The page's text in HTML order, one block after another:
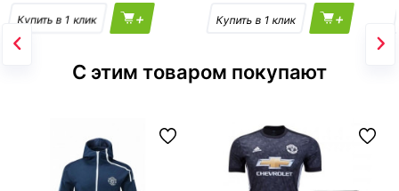
+ +
С этим товаром покупают